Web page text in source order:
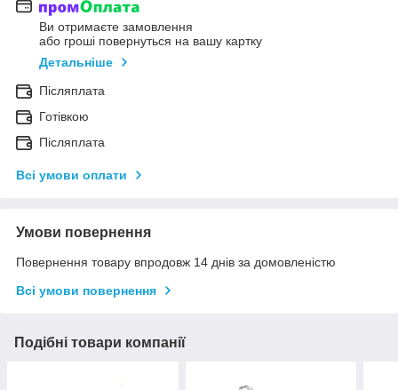
Ви отримаєте замовлення
або гроші повернуться на вашу картку
Детальніше
Післяплата
Готівкою
Післяплата
Всі умови оплати
Умови повернення
Повернення товару впродовж 14 днів за домовленістю
Всі умови повернення
Подібні товари компанії